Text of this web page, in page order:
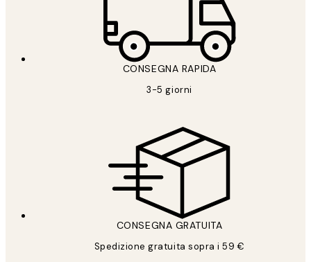
CONSEGNA RAPIDA
3-5 giorni
CONSEGNA GRATUITA
Spedizione gratuita sopra i 59 €